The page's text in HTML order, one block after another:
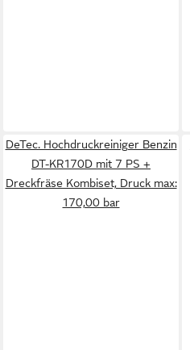
DeTec. Hochdruckreiniger Benzin
DT-KR170D mit 7 PS +
Dreckfräse Kombiset, Druck max:
170,00 bar